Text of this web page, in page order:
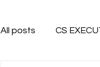
All posts CS